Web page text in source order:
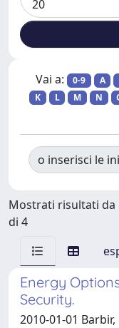
Vai a: 0-9 A
K
L M N
o inserisci le
Mostrati risultati da
di 4
Energy
Security.
2010-01-01